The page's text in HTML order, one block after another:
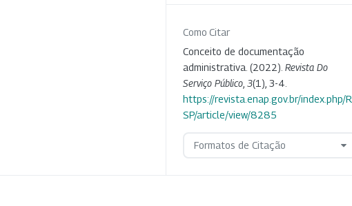
Como Citar
Conceito de documentação
administrativa. (2022). Revista Do
Serviço Público 3(1), 3-4.
https://revista.enap.gov.br/index.php/R
SP/article/view/8285
Formatos de Citação